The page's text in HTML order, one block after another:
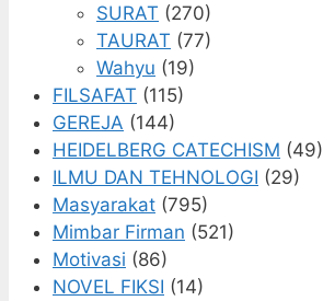
SURAT (270)
TAURAT (77)
Wahyu (19)
FILSAFAT (115)
GEREJA (144)
HEIDELBERG CATECHISM (49)
ILMU DAN TEHNOLOGI (29)
Masyarakat (795)
Mimbar Firman (521)
Motivasi (86)
NOVEL FIKSI (14)